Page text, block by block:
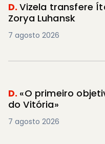
D.Vizela transfere
Zorya Luhansk
7 agosto 2026
D. «O primeiro
do Vitória»
7 agosto 2026